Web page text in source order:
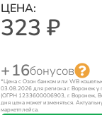
ЦЕНА:
323 ₽
+ 16бонусов
*Цена с Озон банком или WB
03.08.2026 для региона г. Воронеж
(ОГРН 1233600006903, г. Воронеж,
дня цена может изменяться.
маркетплейса.